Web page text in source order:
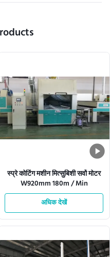
स्प्रे कोटिंग मशीन मित्सुबिशी सर्वो मोटर
W920mm 180m / Min
अधिक देखें